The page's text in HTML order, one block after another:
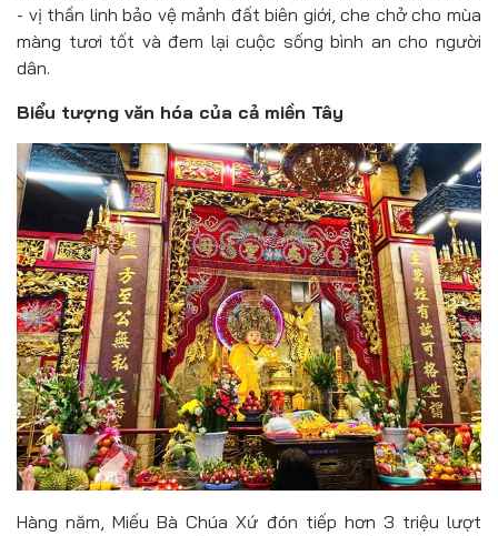
- vị thần linh bảo vệ mảnh đất biên giới, che chở cho mùa
màng tươi tốt và đem lại cuộc sống bình an cho người
dân.
Biểu tượng văn hóa của cả miền Tây
Hàng năm, Miếu Bà Chúa Xứ đón tiếp hơn 3 triệu lượt